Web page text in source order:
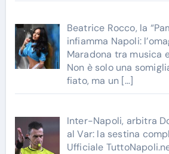
Beatrice Rocco, la
infiamma Napoli:
Maradona tra musica
Non è solo una
fiato, ma un […]
Inter-Napoli, arbitra
al Var: la sestina
Ufficiale